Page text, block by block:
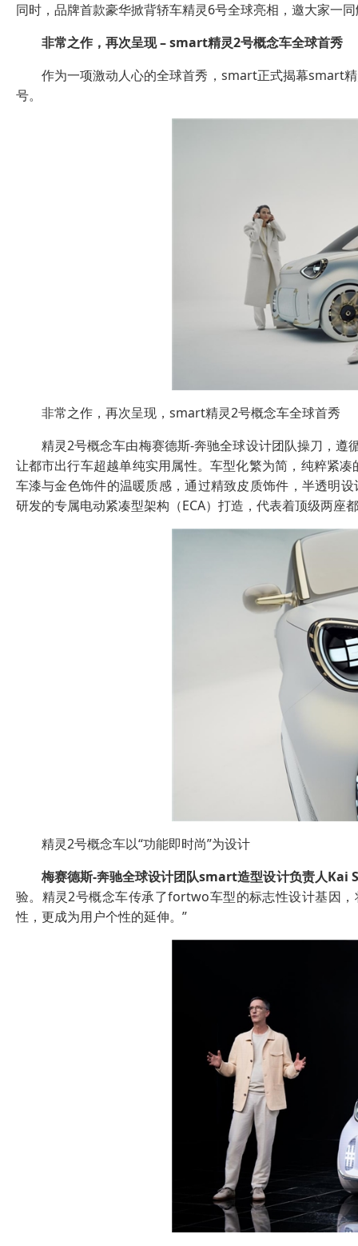
同时，品牌首款豪华掀背轿车精灵6号全球亮相，邀大家一
非常之作，再次呈现– smart精灵2号概念车全球首秀
作为一项激动人心的全球首秀，smart正式揭幕smart
号。
非常之作，再次呈现，smart精灵2号概念车全球首秀
精灵2号概念车由梅赛德斯-奔驰全球设计团队操刀，遵
让都市出行车超越单纯实用属性。车型化繁为简，纯粹紧
车漆与金色饰件的温暖质感，通过精致皮质饰件，半透明
研发的专属电动紧凑型架构（ECA）打造，代表着顶级两座
精灵2号概念车以“功能即时尚”为设计
梅赛德斯-奔驰全球设计团队smart造型设计负责人Kai
验。精灵2号概念车传承了fortwo车型的标志性设计基因，
性，更成为用户个性的延伸。”